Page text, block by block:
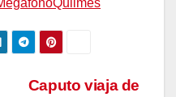
Caputo viaja de